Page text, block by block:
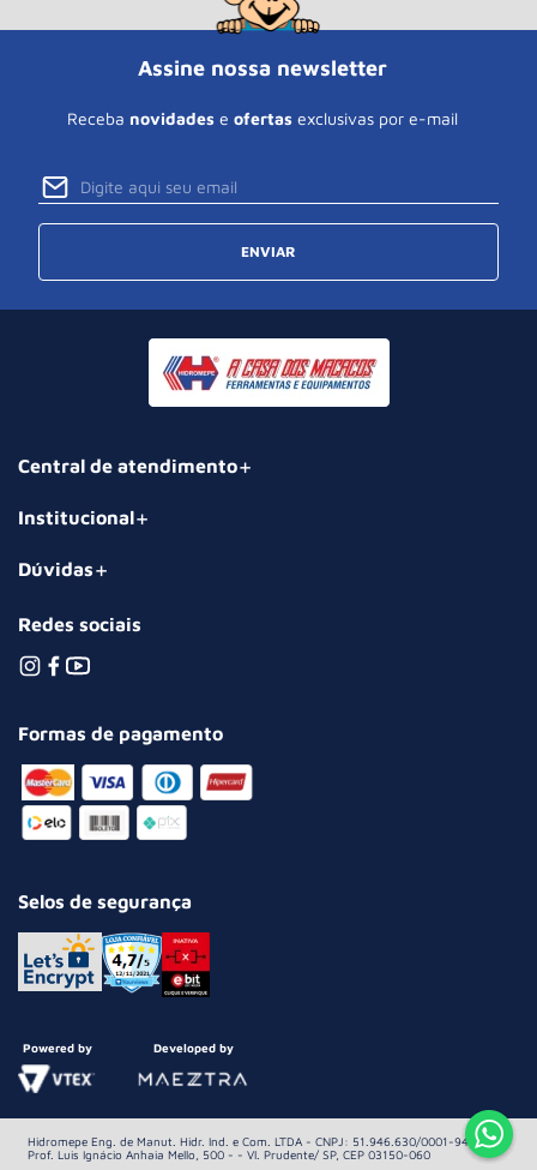
Assine nossa newsletter
Receba novidades e ofertas exclusivas por e-mail
ENVIAR
Central de atendimento
Institucional
Dúvidas
Redes sociais
Formas de pagamento
Selos de segurança
Powered by Developed by
Hidromepe Eng. de Manut. Hidr. Ind. e Com. LTDA - CNPJ: 51.946.630/0001-94 Av.
Prof. Luis Ignácio Anhaia Mello, 500 - - Vl. Prudente/ SP, CEP 03150-060